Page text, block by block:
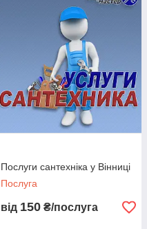
Послуги сантехніка у Вінниці
Послуга
від 150 ₴/послуга